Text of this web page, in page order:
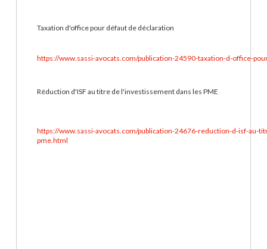
Taxation d'office pour défaut de déclaration
https://www.sassi-avocats.com/publication-24590-taxation-d-office-
Réduction d'ISF au titre de l'investissement dans les PME
https://www.sassi-avocats.com/publication-24676-reduction-d-isf-au-
pme.html